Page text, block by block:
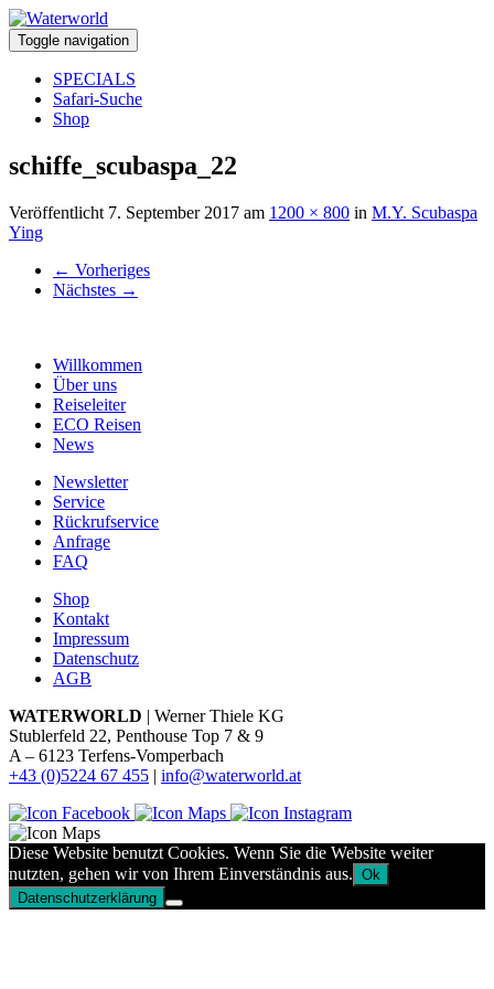
Toggle navigation
SPECIALS
Safari-Suche
Shop
schiffe_scubaspa_22
Veröffentlicht 7. September 2017 am 1200 × 800 in M.Y. Scubaspa
Ying
← Vorheriges
Nächstes →
Willkommen
Über uns
Reiseleiter
ECO Reisen
News
Newsletter
Service
Rückrufservice
Anfrage
FAQ
Shop
Kontakt
Impressum
Datenschutz
AGB
WATERWORLD | Werner Thiele KG
Stublerfeld 22, Penthouse Top 7 & 9
A – 6123 Terfens-Vomperbach
+43 (0)5224 67 455 | info@waterworld.at
Diese Website benutzt Cookies. Wenn Sie die Website weiter
nutzten, gehen wir von Ihrem Einverständnis aus. Ok
Datenschutzerklärung